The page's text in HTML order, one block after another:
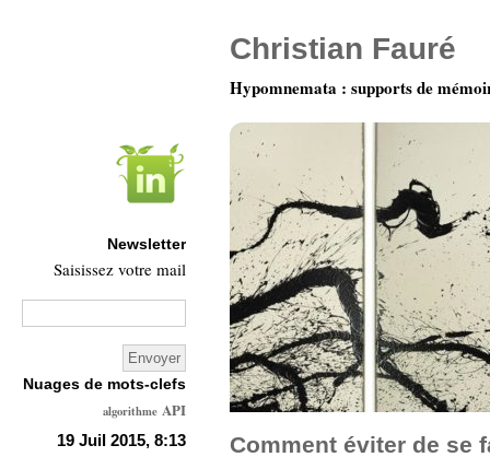
19 Juil 2015, 8:13
Comment éviter de se
Christian Fauré
Hypomnemata : supports de
Newsletter
Saisissez votre mail
Nuages de mots-clefs
algorithme API
Architecture